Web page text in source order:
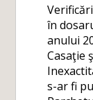
în
anului
Casaţie
s-ar fi